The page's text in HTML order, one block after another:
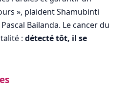
», plaident Shamubinti
Bailanda. Le cancer du
: détecté tôt, il se